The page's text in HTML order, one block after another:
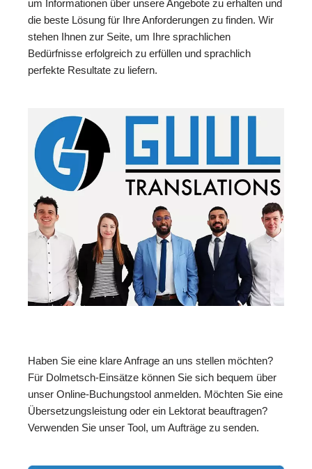
um Informationen über unsere Angebote zu erhalten und
die beste Lösung für Ihre Anforderungen zu finden. Wir
stehen Ihnen zur Seite, um Ihre sprachlichen
Bedürfnisse erfolgreich zu erfüllen und sprachlich
perfekte Resultate zu liefern.
Haben Sie eine klare Anfrage an uns stellen möchten?
Für Dolmetsch-Einsätze können Sie sich bequem über
unser Online-Buchungstool anmelden. Möchten Sie eine
Übersetzungsleistung oder ein Lektorat beauftragen?
Verwenden Sie unser Tool, um Aufträge zu senden.